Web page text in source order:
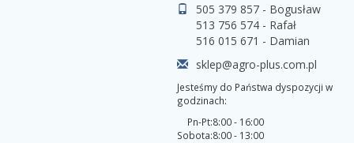
505 379 857 - Bogusław
513 756 574 - Rafał
516 015 671 - Damian
sklep@agro-plus.com.pl
Jesteśmy do Państwa dyspozycji w
godzinach:
Pn-Pt:
Sobota:
8:00 - 16:00
8:00 - 13:00